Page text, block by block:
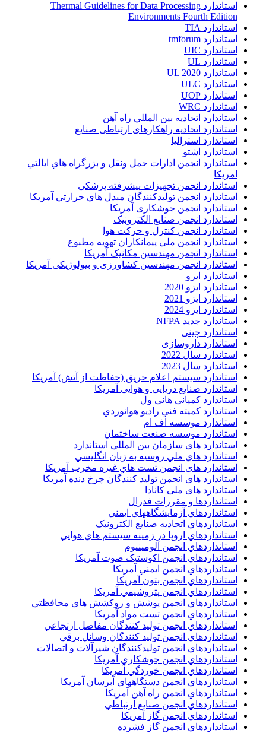
استاندارد Thermal Guidelines for Data Processing
Environments Fourth Edition
استاندارد TIA
استاندارد tmforum
استاندارد UIC
استاندارد UL
استاندارد UL 2020
استاندارد ULC
استاندارد UOP
استاندارد WRC
استاندارد اتحاديه بين المللي راه آهن
استاندارد اتحادیه راهکارهای ارتباطی صنایع
استاندارد استرالیا
استاندارد اشتو
استاندارد انجمن ادارات حمل ونقل و بزرگراه هاي ايالتي
امريکا
استاندارد انجمن تجهیزات پیشرفته پزشکی
استاندارد انجمن توليدکنندگان مبدل هاي حرارتي آمريکا
استاندارد انجمن جوشکاری آمریکا
استاندارد انجمن صنايع الکترونيک
استاندارد انجمن کنترل و حرکت هوا
استاندارد انجمن ملي پيمانکاران تهويه مطبوع
استاندارد انجمن مهندسين مکانيک آمريکا
استاندارد انجمن مهندسین کشاورزی و بیولوژیکی آمریکا
استاندارد ایزو
استاندارد ایزو 2020
استاندارد ایزو 2021
استاندارد ایزو 2024
استاندارد جدید NFPA
استاندارد چینی
استاندارد داروسازی
استاندارد سال 2022
استاندارد سال 2023
استاندارد سیستم اعلام حریق (حفاظت از آتش) آمریکا
استاندارد صنایع دریایی و هوایی آمریکا
استاندارد کمپانی هانی ول
استاندارد کميته فني راديو هوانوردي
استاندارد موسسه اف ام
استاندارد موسسه صنعت ساختمان
استاندارد هاي سازمان بين المللي استاندارد
استاندارد هاي ملي روسيه به زبان انگليسي
استاندارد های انجمن تست هاي غيره مخرب آمريکا
استاندارد های انجمن توليد کنندگان چرخ دنده آمريکا
استاندارد های ملی کانادا
استانداردها و مقررات فدرال
استانداردهاي آزمايشگاههاي ايمني
استانداردهاي اتحاديه صنايع الکترونبک
استانداردهاي اروپا در زمينه سيستم هاي هوايي
استانداردهاي انجمن آلومينيوم
استانداردهاي انجمن اکوستيک صوت آمريکا
استانداردهاي انجمن ايمني آمريکا
استانداردهاي انجمن بتون آمريکا
استانداردهاي انجمن پتروشيمي آمريکا
استانداردهاي انجمن پوشش و روکشش هاي محافظتي
استانداردهاي انجمن تست مواد آمريکا
استانداردهاي انجمن توليد کنندگان مفاصل ارتجاعي
استانداردهاي انجمن توليد کنندگان وسائل برقي
استانداردهاي انجمن توليدکنندگان شيرآلات و اتصالات
استانداردهاي انجمن جوشکاري آمريکا
استانداردهاي انجمن خوردگي آمريکا
استانداردهاي انجمن دستگاههاي آبرسان آمريکا
استانداردهاي انجمن راه آهن آمريکا
استانداردهاي انجمن صنايع ارتباطي
استانداردهاي انجمن گاز آمريکا
استانداردهاي انجمن گاز فشرده